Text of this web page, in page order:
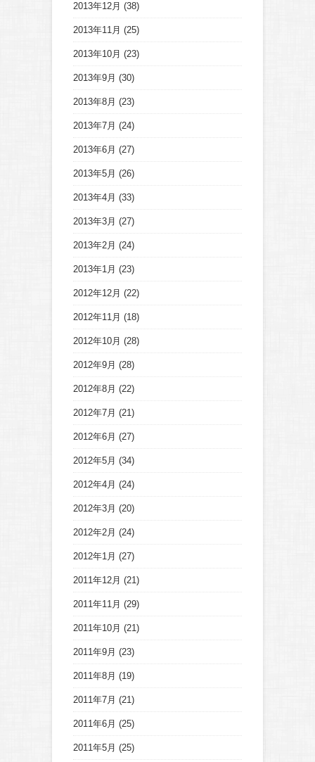
2013年12月 (38)
2013年11月 (25)
2013年10月 (23)
2013年9月 (30)
2013年8月 (23)
2013年7月 (24)
2013年6月 (27)
2013年5月 (26)
2013年4月 (33)
2013年3月 (27)
2013年2月 (24)
2013年1月 (23)
2012年12月 (22)
2012年11月 (18)
2012年10月 (28)
2012年9月 (28)
2012年8月 (22)
2012年7月 (21)
2012年6月 (27)
2012年5月 (34)
2012年4月 (24)
2012年3月 (20)
2012年2月 (24)
2012年1月 (27)
2011年12月 (21)
2011年11月 (29)
2011年10月 (21)
2011年9月 (23)
2011年8月 (19)
2011年7月 (21)
2011年6月 (25)
2011年5月 (25)